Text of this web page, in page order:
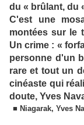
du « brûlant, du
C'est une
montées sur le
Un crime : «
personne d'un
rare et tout un
cinéaste qui
doute, Yves
■ Niagarak, Yves